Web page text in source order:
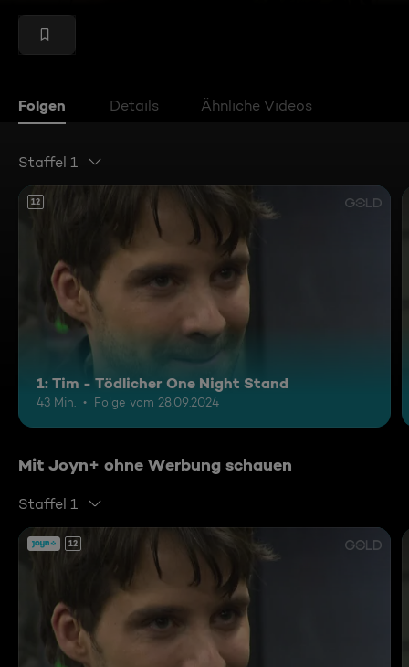
Folgen Details Ähnliche Videos
Staffel 1
12
1: Tim - Tödlicher One Night Stand
43 Min. Folge vom 28.09.2024
Mit Joyn+ ohne Werbung schauen
Staffel 1
12